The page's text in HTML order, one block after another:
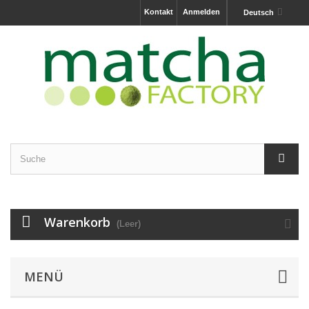
Deutsch
Anmelden
Kontakt
Warenkorb (Leer)
MENÜ